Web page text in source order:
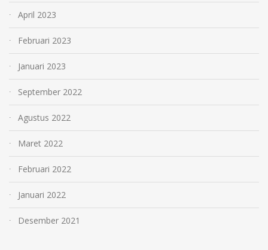
April 2023
Februari 2023
Januari 2023
September 2022
Agustus 2022
Maret 2022
Februari 2022
Januari 2022
Desember 2021